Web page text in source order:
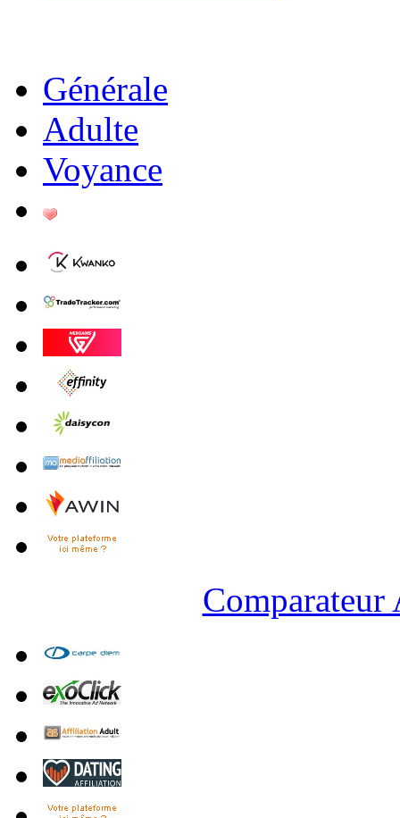
Générale
Adulte
Voyance